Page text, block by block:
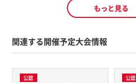
もっと見る
関連する開催予定大会情報
公認 公認